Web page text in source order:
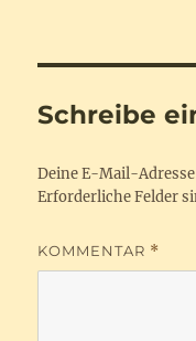
Schreibe
Deine E-Mail-
Erforderliche Felder
KOMMENTAR *